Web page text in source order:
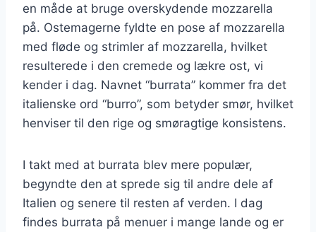
en måde at bruge overskydende mozzarella
på. Ostemagerne fyldte en pose af mozzarella
med fløde og strimler af mozzarella, hvilket
resulterede i den cremede og lækre ost, vi
kender i dag. Navnet “burrata” kommer fra det
italienske ord “burro”, som betyder smør, hvilket
henviser til den rige og smøragtige konsistens.
I takt med at burrata blev mere populær,
begyndte den at sprede sig til andre dele af
Italien og senere til resten af verden. I dag
findes burrata på menuer i mange lande og er